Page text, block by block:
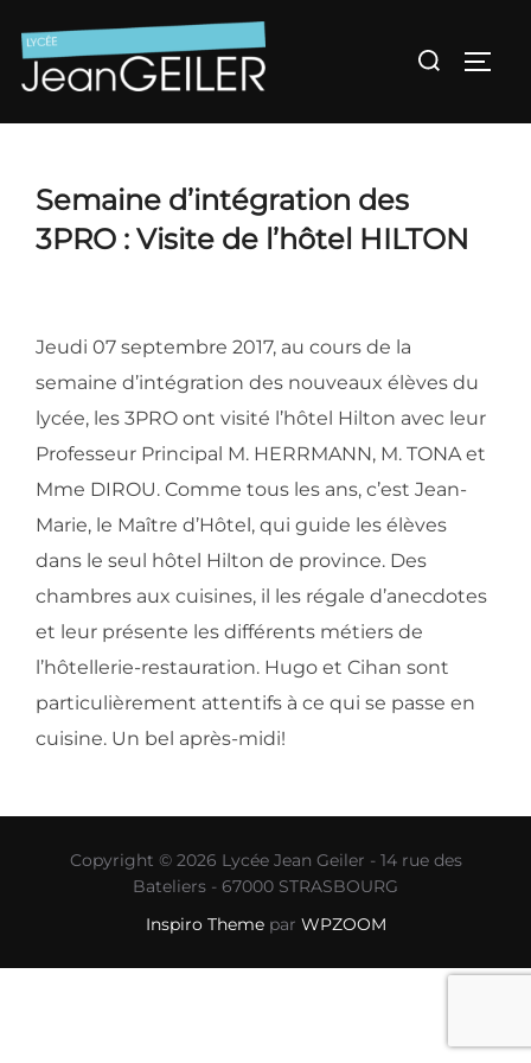
au
contenu
Rechercher :
Semaine d’intégration des
3PRO : Visite de l’hôtel HILTON
Jeudi 07 septembre 2017, au cours de la
semaine d’intégration des nouveaux élèves du
lycée, les 3PRO ont visité l’hôtel Hilton avec leur
Professeur Principal M. HERRMANN, M. TONA et
Mme DIROU. Comme tous les ans, c’est Jean-
Marie, le Maître d’Hôtel, qui guide les élèves
dans le seul hôtel Hilton de province. Des
chambres aux cuisines, il les régale d’anecdotes
et leur présente les différents métiers de
l’hôtellerie-restauration. Hugo et Cihan sont
particulièrement attentifs à ce qui se passe en
cuisine. Un bel après-midi!
Copyright © 2026 Lycée Jean Geiler - 14 rue des
Bateliers - 67000 STRASBOURG
Inspiro Themepar WPZOOM